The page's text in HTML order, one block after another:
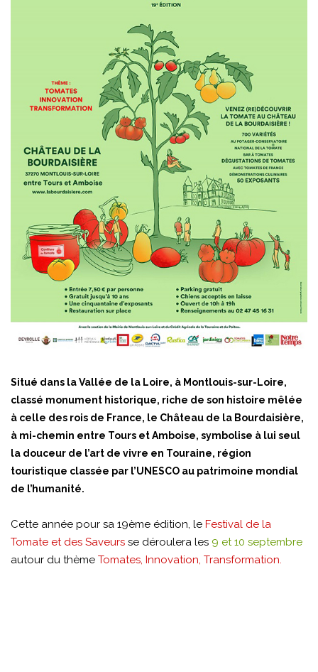
Situé dans la Vallée de la Loire, à Montlouis-sur-Loire,
classé monument historique, riche de son histoire mêlée
à celle des rois de France, le Château de la Bourdaisière,
à mi-chemin entre Tours et Amboise, symbolise à lui seul
la douceur de l’art de vivre en Touraine, région
touristique classée par l’UNESCO au patrimoine mondial
de l’humanité.
Cette année pour sa 19ème édition, le Festival de la
Tomate et des Saveurs se déroulera les 9 et 10 septembre
autour du thème Tomates, Innovation, Transformation.